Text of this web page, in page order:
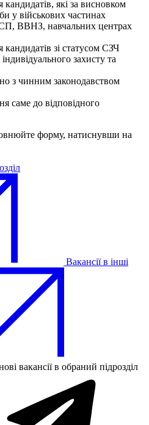
які за висновком
у військових частинах
ВВНЗ, навчальних центрах
зі статусом СЗЧ
захисту та
з чинним законодавством
саме до відповідного
форму, натиснувши на
Вакансії в інші
вакансії в обраний підрозділ